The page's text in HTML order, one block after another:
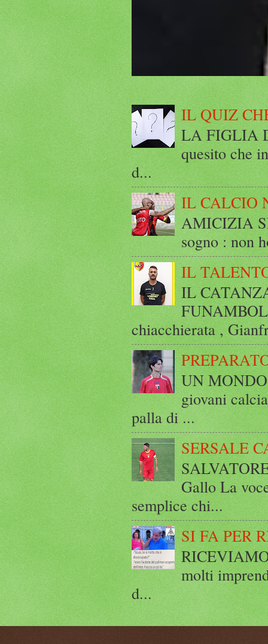
IL QUIZ
LA FIGLIA
quesito che
d...
IL CALCIO
AMICIZIA
sogno : non
IL
IL
chiacchierata ,
UN
giovani
palla di ...
SERSALE
Gallo La
semplice chi...
SI FA PER
molti
d...